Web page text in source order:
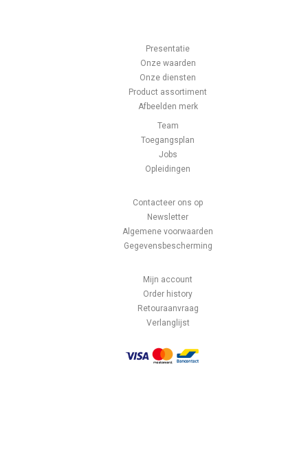
Presentatie
Onze waarden
Onze diensten
Product assortiment
Afbeelden merk
Team
Toegangsplan
Jobs
Opleidingen
Contacteer ons op
Newsletter
Algemene voorwaarden
Gegevensbescherming
Mijn account
Order history
Retouraanvraag
Verlanglijst